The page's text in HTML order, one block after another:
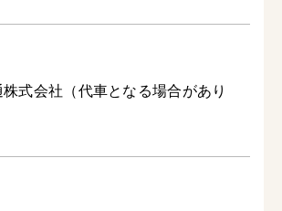
式会社（代車となる場合があり